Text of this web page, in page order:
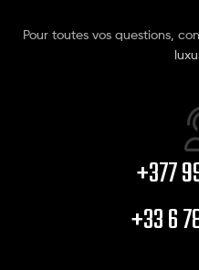
Pour toutes vos questions,
+377
+33 6